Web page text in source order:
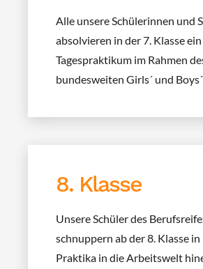
Alle unsere Schülerinnen und
absolvieren in der 7. Klasse ein
Tagespraktikum im Rahmen
bundesweiten Girls´ und
8. Klasse
Unsere Schüler des
schnuppern ab der 8. Klasse
Praktika in die Arbeitswelt